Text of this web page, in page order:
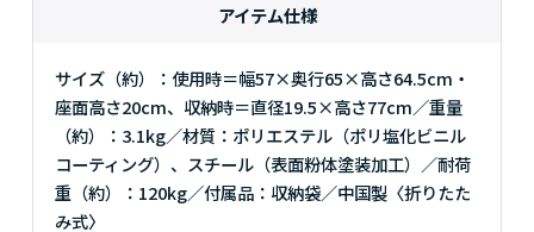
アイテム仕様
サイズ（約）：使用時＝幅57×奥行65×高さ64.5cm・
座面高さ20cm、収納時＝直径19.5×高さ77cm／重量
（約）：3.1kg／材質：ポリエステル（ポリ塩化ビニル
コーティング）、スチール（表面粉体塗装加工）／耐荷
重（約）：120kg／付属品：収納袋／中国製〈折りたた
み式〉